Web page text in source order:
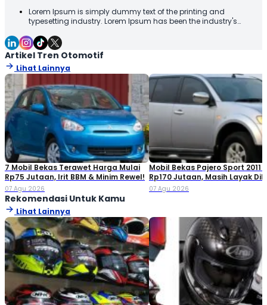
Lorem Ipsum is simply dummy text of the printing and
typesetting industry. Lorem Ipsum has been the industry's
printer took a galley of type and scrambled it to make a type
specimen book. It has survived not only five centuries, but also
the leap into electronic typesetting, remaining essentially
unchanged. It was popularised in the 1960s with the release of
Letraset sheets containing Lorem Ipsum passages, and more
recently with desktop publishing software like Aldus PageMaker
including versions of Lorem Ipsum
Artikel Tren Otomotif
Lihat Lainnya
7 Mobil Bekas Terawet Harga Mulai
Rp75 Jutaan, Irit BBM & Minim Rewel!
07 Agu 2026
Mobil Bekas Pajero Sport 2011
Rp170 Jutaan, Masih Layak
07 Agu 2026
Rekomendasi Untuk Kamu
Lihat Lainnya